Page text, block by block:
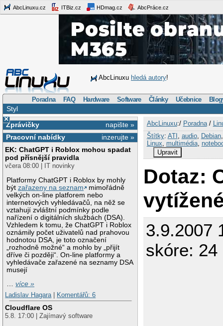
AbcLinuxu.cz ITBiz.cz HDmag.cz AbcPráce.cz
AbcLinuxu hledá autory!
Poradna FAQ Hardware Software Články Učebnice
Styl
×
napište »
Zprávičky
inzerujte »
Pracovní nabídky
EK: ChatGPT i Roblox mohou spadat
pod přísnější pravidla
včera 08:00 | IT novinky
Platformy ChatGPT i Roblox by mohly
býtzařazeny na seznam
mimořádně
velkých on-line platforem nebo
internetových vyhledávačů, na něž se
vztahují zvláštní podmínky podle
nařízení o digitálních službách (DSA).
Vzhledem k tomu, že ChatGPT i Roblox
oznámily počet uživatelů nad prahovou
hodnotou DSA, je toto označení
„rozhodně možné“ a mohlo by „přijít
dříve či později“. On-line platformy a
vyhledávače zařazené na seznamy DSA
musejí
…více »
Ladislav Hagara
Komentářů: 6
Cloudflare OS
5.8. 17:00 | Zajímavý software
AbcLinuxu:/ Poradna/
Štítky: ATI audio, Debian
Linux
multimédia,
Upravit
Dotaz:
3.9.2007
skóre: 24